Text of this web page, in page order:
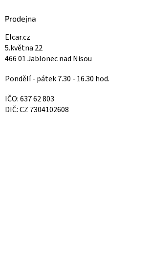
Prodejna
Elcar.cz
5.května 22
466 01 Jablonec nad Nisou
Pondělí - pátek 7.30 - 16.30 hod.
IČO: 637 62 803
DIČ: CZ 7304102608